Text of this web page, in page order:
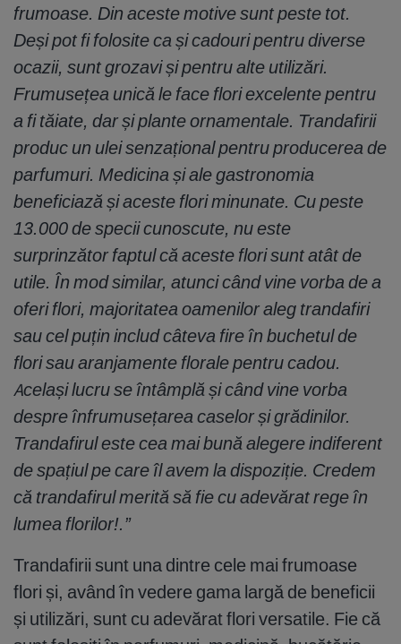
frumoase. Din aceste motive sunt peste tot.
Deși pot fi folosite ca și cadouri pentru diverse
ocazii, sunt grozavi și pentru alte utilizări.
Frumusețea unică le face flori excelente pentru
a fi tăiate, dar și plante ornamentale. Trandafirii
produc un ulei senzațional pentru producerea de
parfumuri. Medicina și ale gastronomia
beneficiază și aceste flori minunate. Cu peste
13.000 de specii cunoscute, nu este
surprinzător faptul că aceste flori sunt atât de
utile. În mod similar, atunci când vine vorba de a
oferi flori, majoritatea oamenilor aleg trandafiri
sau cel puțin includ câteva fire în buchetul de
flori sau aranjamente florale pentru cadou.
Același lucru se întâmplă și când vine vorba
despre înfrumusețarea caselor și grădinilor.
Trandafirul este cea mai bună alegere indiferent
de spațiul pe care îl avem la dispoziție. Credem
că trandafirul merită să fie cu adevărat rege în
lumea florilor!.”
Trandafirii sunt una dintre cele mai frumoase
flori și, având în vedere gama largă de beneficii
și utilizări, sunt cu adevărat flori versatile. Fie că